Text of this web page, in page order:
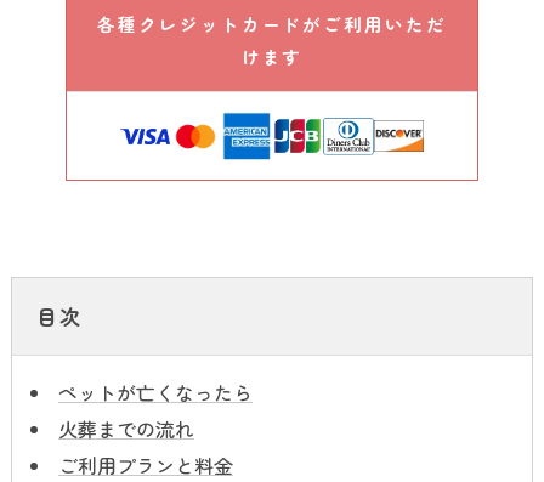
各種クレジットカードがご利用いただ
けます
目次
ペットが亡くなったら
火葬までの流れ
ご利用プランと料金